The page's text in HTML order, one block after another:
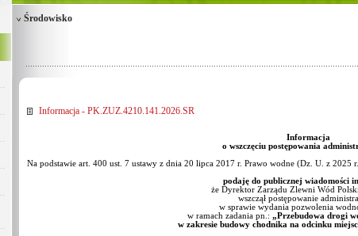
Środowisko
Informacja - PK.ZUZ.4210.141.2026.SR
Informacja
o wszczęciu postępowania
Na podstawie art. 400 ust. 7 ustawy z dnia 20 lipca 2017 r. Prawo wodne (Dz. U. z 2025
podaję do publicznej wiadomości
że Dyrektor Zarządu Zlewni Wód
wszczął postępowanie
w sprawie wydania pozwolenia
w ramach zadania pn.: „Przebudowa drogi
w zakresie budowy chodnika na odcinku